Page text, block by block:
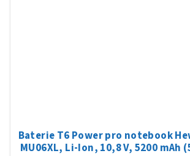
Baterie T6 Power pro notebook
MU06XL, Li-Ion, 10,8 V, 5200 mAh